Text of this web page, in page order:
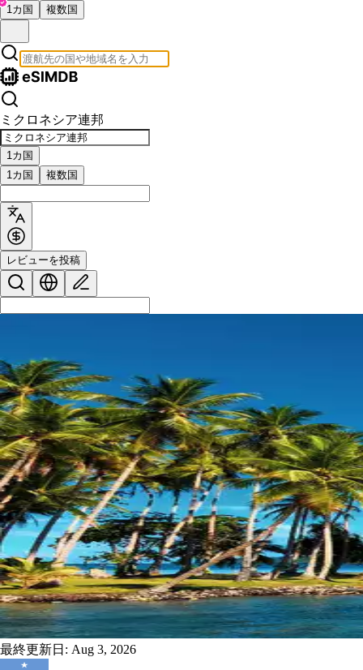
1カ国 複数国
ミクロネシア連邦
1カ国
1カ国
複数国
レビューを投稿
最終更新日: Aug 3, 2026